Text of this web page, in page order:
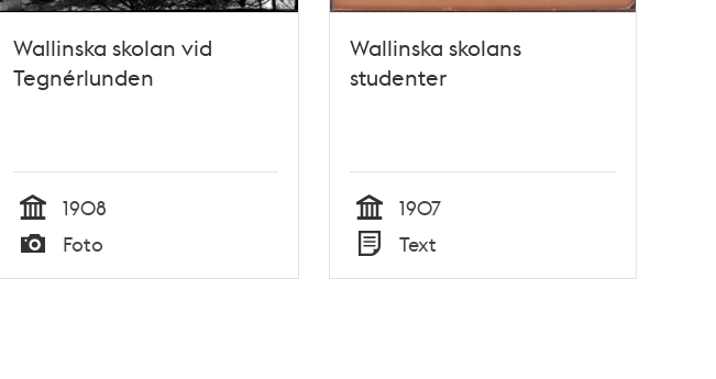
Wallinska skolan vid
Tegnérlunden
Tid
1908
Foto
Wallinska skolans
studenter
Tid
1907
Text